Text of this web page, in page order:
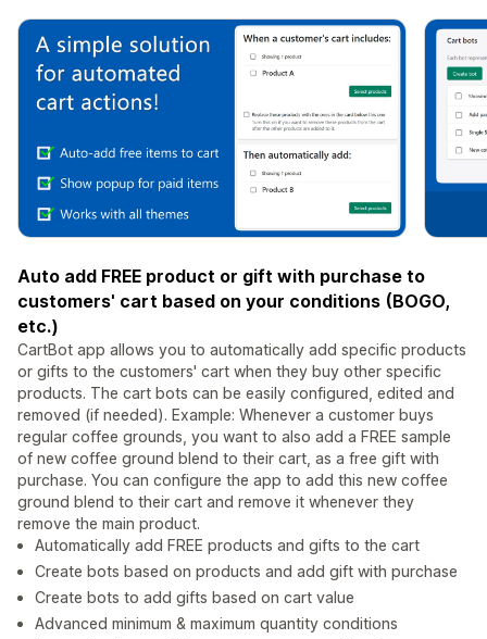
Auto add FREE product or gift with purchase to
customers' cart based on your conditions (BOGO,
etc.)
CartBot app allows you to automatically add specific products
or gifts to the customers' cart when they buy other specific
products. The cart bots can be easily configured, edited and
removed (if needed). Example: Whenever a customer buys
regular coffee grounds, you want to also add a FREE sample
of new coffee ground blend to their cart, as a free gift with
purchase. You can configure the app to add this new coffee
ground blend to their cart and remove it whenever they
remove the main product.
Automatically add FREE products and gifts to the cart
Create bots based on products and add gift with purchase
Create bots to add gifts based on cart value
Advanced minimum & maximum quantity conditions